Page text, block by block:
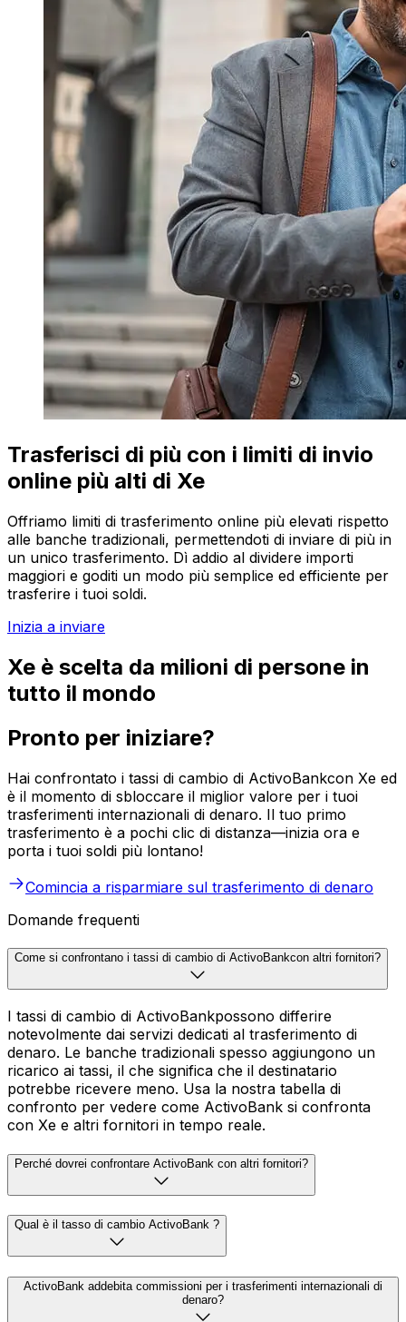
Trasferisci di più con i limiti di invio
online più alti di Xe
Offriamo limiti di trasferimento online più elevati rispetto
alle banche tradizionali, permettendoti di inviare di più in
un unico trasferimento. Dì addio al dividere importi
maggiori e goditi un modo più semplice ed efficiente per
trasferire i tuoi soldi.
Inizia a inviare
Xe è scelta da milioni di persone in
tutto il mondo
Pronto per iniziare?
Hai confrontato i tassi di cambio di ActivoBankcon Xe ed
è il momento di sbloccare il miglior valore per i tuoi
trasferimenti internazionali di denaro. Il tuo primo
trasferimento è a pochi clic di distanza—inizia ora e
porta i tuoi soldi più lontano!
Comincia a risparmiare sul trasferimento di denaro
Domande frequenti
Come si confrontano i tassi di cambio di ActivoBankcon altri fornitori?
I tassi di cambio di ActivoBankpossono differire
notevolmente dai servizi dedicati al trasferimento di
denaro. Le banche tradizionali spesso aggiungono un
ricarico ai tassi, il che significa che il destinatario
potrebbe ricevere meno. Usa la nostra tabella di
confronto per vedere come ActivoBank si confronta
con Xe e altri fornitori in tempo reale.
Perché dovrei confrontare ActivoBank con altri fornitori?
Qual è il tasso di cambio ActivoBank ?
ActivoBank addebita commissioni per i trasferimenti internazionali di
denaro?